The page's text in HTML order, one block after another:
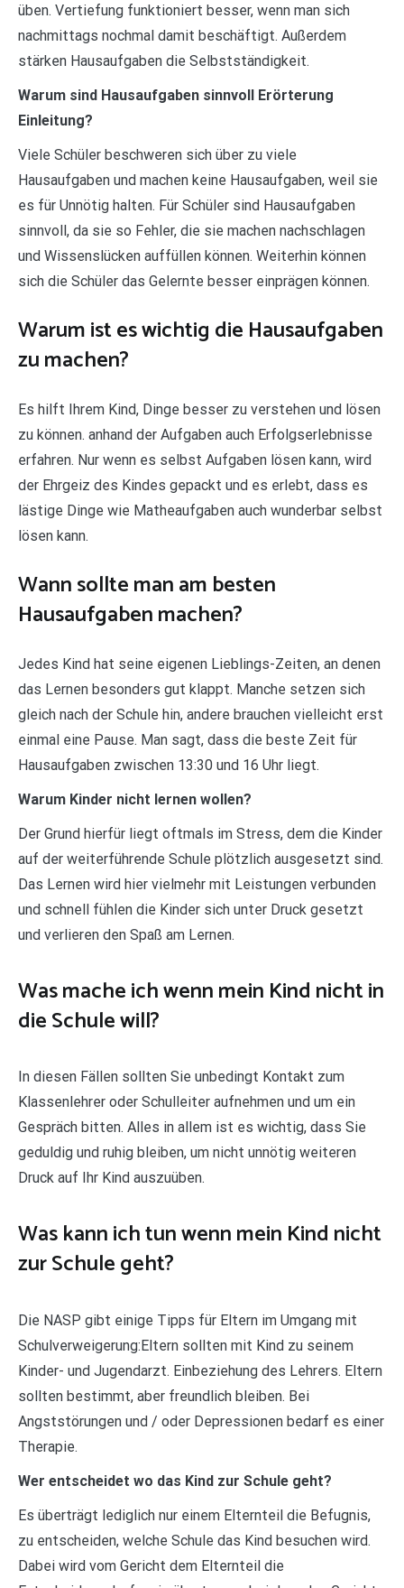
üben. Vertiefung funktioniert besser, wenn man sich
nachmittags nochmal damit beschäftigt. Außerdem
stärken Hausaufgaben die Selbstständigkeit.
Warum sind Hausaufgaben sinnvoll Erörterung
Einleitung?
Viele Schüler beschweren sich über zu viele
Hausaufgaben und machen keine Hausaufgaben, weil sie
es für Unnötig halten. Für Schüler sind Hausaufgaben
sinnvoll, da sie so Fehler, die sie machen nachschlagen
und Wissenslücken auffüllen können. Weiterhin können
sich die Schüler das Gelernte besser einprägen können.
Warum ist es wichtig die Hausaufgaben
zu machen?
Es hilft Ihrem Kind, Dinge besser zu verstehen und lösen
zu können. anhand der Aufgaben auch Erfolgserlebnisse
erfahren. Nur wenn es selbst Aufgaben lösen kann, wird
der Ehrgeiz des Kindes gepackt und es erlebt, dass es
lästige Dinge wie Matheaufgaben auch wunderbar selbst
lösen kann.
Wann sollte man am besten
Hausaufgaben machen?
Jedes Kind hat seine eigenen Lieblings-Zeiten, an denen
das Lernen besonders gut klappt. Manche setzen sich
gleich nach der Schule hin, andere brauchen vielleicht erst
einmal eine Pause. Man sagt, dass die beste Zeit für
Hausaufgaben zwischen 13:30 und 16 Uhr liegt.
Warum Kinder nicht lernen wollen?
Der Grund hierfür liegt oftmals im Stress, dem die Kinder
auf der weiterführende Schule plötzlich ausgesetzt sind.
Das Lernen wird hier vielmehr mit Leistungen verbunden
und schnell fühlen die Kinder sich unter Druck gesetzt
und verlieren den Spaß am Lernen.
Was mache ich wenn mein Kind nicht in
die Schule will?
In diesen Fällen sollten Sie unbedingt Kontakt zum
Klassenlehrer oder Schulleiter aufnehmen und um ein
Gespräch bitten. Alles in allem ist es wichtig, dass Sie
geduldig und ruhig bleiben, um nicht unnötig weiteren
Druck auf Ihr Kind auszuüben.
Was kann ich tun wenn mein Kind nicht
zur Schule geht?
Die NASP gibt einige Tipps für Eltern im Umgang mit
Schulverweigerung:Eltern sollten mit Kind zu seinem
Kinder- und Jugendarzt. Einbeziehung des Lehrers. Eltern
sollten bestimmt, aber freundlich bleiben. Bei
Angststörungen und / oder Depressionen bedarf es einer
Therapie.
Wer entscheidet wo das Kind zur Schule geht?
Es überträgt lediglich nur einem Elternteil die Befugnis,
zu entscheiden, welche Schule das Kind besuchen wird.
Dabei wird vom Gericht dem Elternteil die